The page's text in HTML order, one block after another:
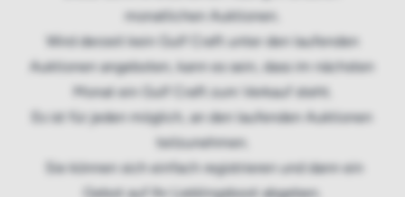
monatlichen Auktionen.
Wird derzeit kein Gulf Craft unter den laufenden
Auktionen angeboten, kann es sein, dass im nächsten
Monat ein Gulf Craft zum Verkauf steht.
Es ist für jeden möglich, an den laufenden Auktionen
teilzunehmen.
Sie können sich einfach registrieren und dann ein
Gebot auf Ihr Lieblingsboot abgeben.